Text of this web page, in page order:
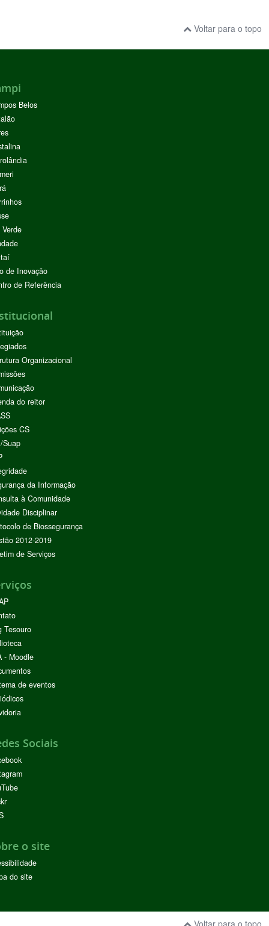
Voltar para o topo
Belos
de Inovação
de Referência
Organizacional
do reitor
CS
Suap
da Informação
à Comunidade
Disciplinar
de Biossegurança
2012-2019
de Serviços
Tesouro
- Moodle
de eventos
Sociais
o site
do site